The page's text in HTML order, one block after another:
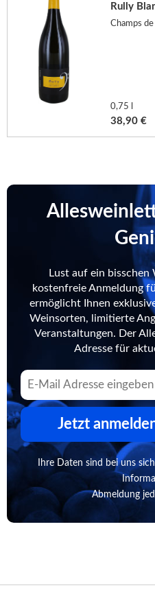
Rully
Champs
0,75 l
38,90 €
Lust auf ein bisschen
kostenfreie Anmeldung
ermöglicht Ihnen
Weinsorten, limitierte
Veranstaltungen. Der
Adresse für
Jetzt
Ihre Daten sind bei uns
Abmeldung